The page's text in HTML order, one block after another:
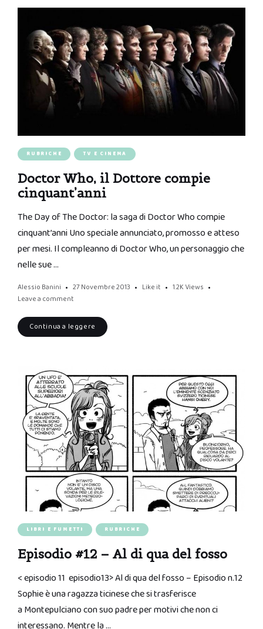
RUBRICHE TV E CINEMA
Doctor Who, il Dottore compie
cinquant’anni
The Day of The Doctor: la saga di Doctor Who compie
cinquant’anni Uno speciale annunciato, promosso e atteso
per mesi. Il compleanno di Doctor Who, un personaggio che
nelle sue …
Alessio Banini 27 Novembre 2013 Like it 1.2K Views
Leave a comment
Continua a leggere
LIBRI E FUMETTI RUBRICHE
Episodio #12 – Al di qua del fosso
< episodio 11 episodio13> Al di qua del fosso – Episodio n.12
Sophie è una ragazza ticinese che si trasferisce
a Montepulciano con suo padre per motivi che non ci
interessano. Mentre la …